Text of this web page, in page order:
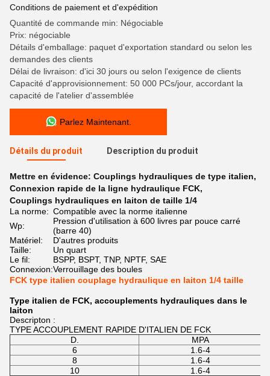
Conditions de paiement et d'expédition
Quantité de commande min: Négociable
Prix: négociable
Détails d'emballage: paquet d'exportation standard ou selon les
demandes des clients
Délai de livraison: d'ici 30 jours ou selon l'exigence de clients
Capacité d'approvisionnement: 50 000 PCs/jour, accordant la
capacité de l'atelier d'assemblée
Parlez Maintenant.
Détails du produit Description du produit
Mettre en évidence: Couplings hydrauliques de type italien,
Connexion rapide de la ligne hydraulique FCK,
Couplings hydrauliques en laiton de taille 1/4
La norme: Compatible avec la norme italienne
Wp:
Pression d'utilisation à 600 livres par pouce carré
(barre 40)
Matériel:
D'autres produits
Taille:
Un quart
Le fil:
BSPP, BSPT, TNP, NPTF, SAE
Connexion:Verrouillage des boules
FCK type italien couplage hydraulique en laiton 1/4 taille
Type italien de FCK, accouplements hydrauliques dans le
laiton
Descripton :
TYPE ACCOUPLEMENT RAPIDE D'ITALIEN DE FCK
D.
MPA
6
1.6-4
8
1.6-4
10
1.6-4